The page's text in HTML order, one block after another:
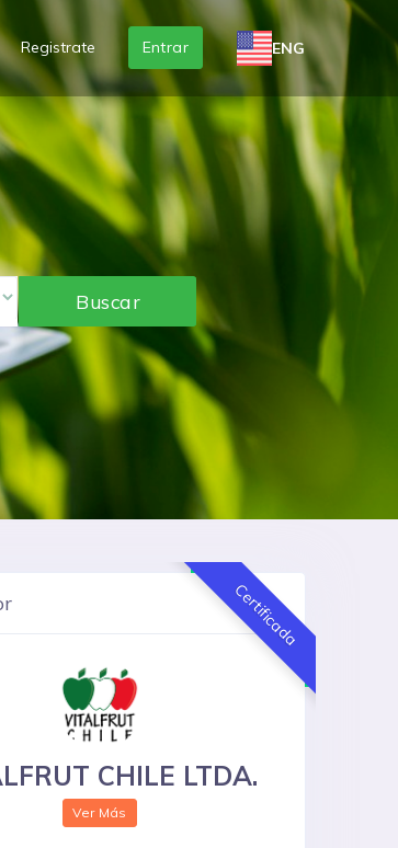
Registrate Entrar ENG
Buscar
Certificada
CHILE LTDA.
Ver Más